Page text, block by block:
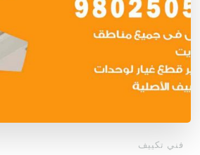
فني تكييف